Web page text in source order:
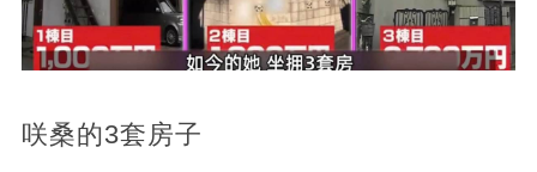
咲桑的3套房子